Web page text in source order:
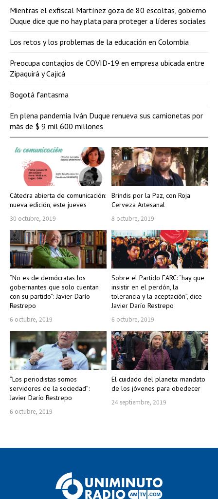
Cátedra abierta de comunicación:
nueva edición, este jueves
30 octubre, 2019
Brindis por la Paz, con Roja
Cerveza Artesanal
8 octubre, 2019
“No es de demócratas los
gobernantes que solo cuentan
con su partido”: Javier Darío
Restrepo
6 octubre, 2019
Sobre el Partido FARC: “hay que
insistir en el perdón, la
tolerancia y la aceptación”, dice
Javier Darío Restrepo
6 octubre, 2019
“Los periodistas somos
servidores de la sociedad”:
Javier Darío Restrepo
6 octubre, 2019
El cuidado del planeta: mandato
de los jóvenes para obedecer
24 septiembre, 2019
Mientras el exfiscal Martínez goza de 80 escoltas, gobierno
Duque dice que no hay plata para proteger a líderes sociales
Los retos y los problemas de la educación en Colombia
Preocupa contagios de COVID-19 en empresa ubicada entre
Zipaquirá y Cajicá
Bogotá fantasma
En plena pandemia Iván Duque renueva sus camionetas por
más de $ 9 mil 600 millones